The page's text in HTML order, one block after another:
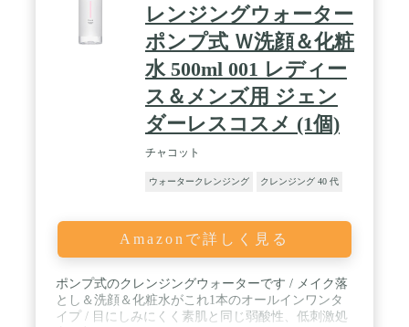
こすると肌のたるみの原因となるため、内側から外
側にらせんを描くようにやさしくなじませます。熱
すぎるお湯ですすぐことは避けましょう。 / 【内容
量】100g＜約50日分＞【原産国】日本 【スキンタイ
プ】敏感肌・乾燥肌
レンジングウォーター
ポンプ式 Ｗ洗顔＆化粧
水 500ml 001 レディー
ス＆メンズ用 ジェン
ダーレスコスメ (1個)
チャコット
ウォータークレンジング クレンジング 40 代
Amazonで詳しく見る
ポンプ式のクレンジングウォーターです / メイク落
とし＆洗顔＆化粧水がこれ1本のオールインワンタ
イプ / 目にしみにくく素肌と同じ弱酸性、低刺激処